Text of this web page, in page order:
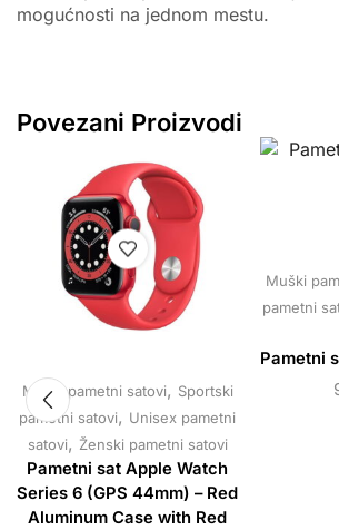
mogućnosti na jednom mestu.
Povezani Proizvodi
Muški pametni satovi, Sportski
pametni satovi, Unisex pametni
satovi, Ženski pametni satovi
Pametni sat Apple Watch
Series 6 (GPS 44mm) – Red
Aluminum Case with Red
Muški
pametni
Pametni